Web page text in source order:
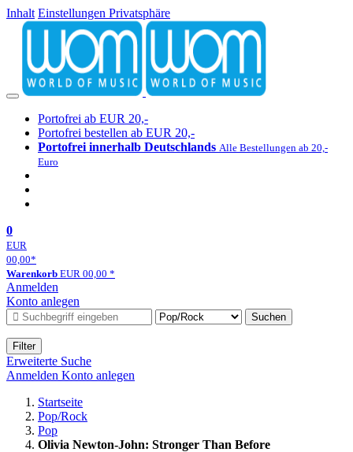
Inhalt Einstellungen Privatsphäre
Portofrei ab EUR 20,-
Portofrei bestellen ab EUR 20,-
Portofrei innerhalb Deutschlands Alle Bestellungen ab 20,-
Euro
0
EUR
00,00*
Warenkorb EUR 00,00 *
Anmelden
Konto anlegen
Suchen
Filter
Erweiterte Suche
Anmelden Konto anlegen
Startseite
Pop/Rock
Pop
Olivia Newton-John: Stronger Than Before